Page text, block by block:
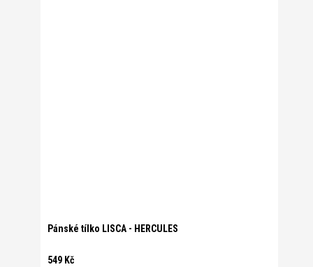
Pánské tílko LISCA - HERCULES
549 Kč